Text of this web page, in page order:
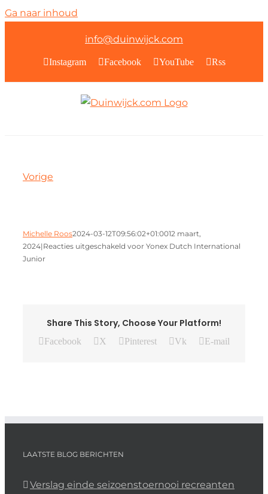
Ga naar inhoud
info@duinwijck.com
Instagram Facebook YouTube Rss
Vorige
Michelle Roos2024-03-12T09:56:02+01:0012 maart,
2024|Reacties uitgeschakeld voor Yonex Dutch International
Junior
Share This Story, Choose Your Platform!
Facebook X Pinterest Vk E-mail
LAATSTE BLOG BERICHTEN
Verslag einde seizoenstoernooi recreanten